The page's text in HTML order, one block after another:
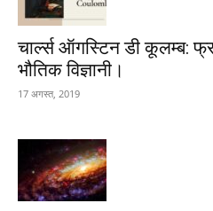
चार्ल्स ऑगस्टिन डी कूलम्ब:
भौतिक विज्ञानी।
17 अगस्त, 2019